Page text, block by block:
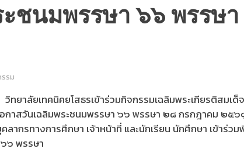
ชนมพรรษา ๖๖ พรรษ
รม
ยาลัยเทคนิคยโสธรเข้าร่วมกิจกรรมเฉลิมพระเกียรติสมเ
อกาสวันเฉลิมพระชนมพรรษา ๖๖ พรรษา ๒๘ กรกฎาคม ๒๕
ากรทางการศึกษา เจ้าหน้าที่ และนักเรียน นักศึกษา เข้าร่ว
๖ พรรษา